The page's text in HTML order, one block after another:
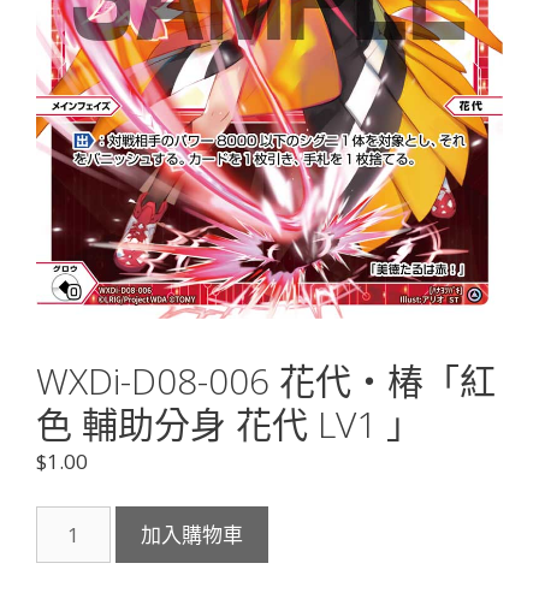
WXDi-D08-006 花代・椿「紅
色 輔助分身 花代 LV1 」
$1.00
D08-
加入購物車